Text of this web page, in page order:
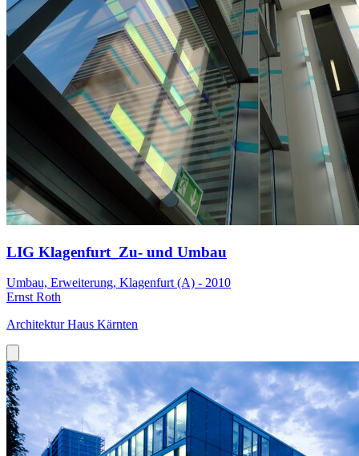
LIG Klagenfurt_Zu- und Umbau
Umbau, Erweiterung, Klagenfurt (A) - 2010
Ernst Roth
Architektur Haus Kärnten